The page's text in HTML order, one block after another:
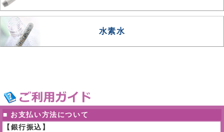
水素水
■ お支払い方法について
【銀行振込】